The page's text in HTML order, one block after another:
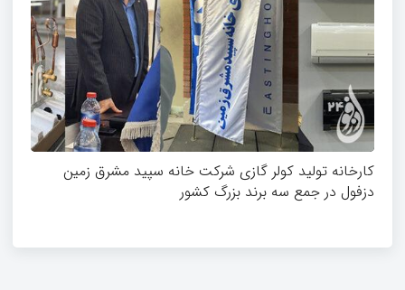
کارخانه تولید کولر گازی شرکت خانه سپید مشرق زمین
دزفول در جمع سه برند بزرگ کشور